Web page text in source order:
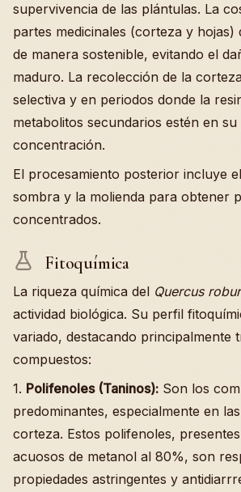
supervivencia de las plántulas. La
partes medicinales (corteza y hojas)
de manera sostenible, evitando el
maduro. La recolección de la
selectiva y en periodos donde la
metabolitos secundarios estén en
concentración.
El procesamiento posterior incluye
sombra y la molienda para obtener
concentrados.
Fitoquímica
La riqueza química del Quercus robur
actividad biológica. Su perfil
variado, destacando principalmente
compuestos:
1. Polifenoles (Taninos): Son los
predominantes, especialmente en
corteza. Estos polifenoles,
acuosos de metanol al 80%, son
propiedades astringentes y